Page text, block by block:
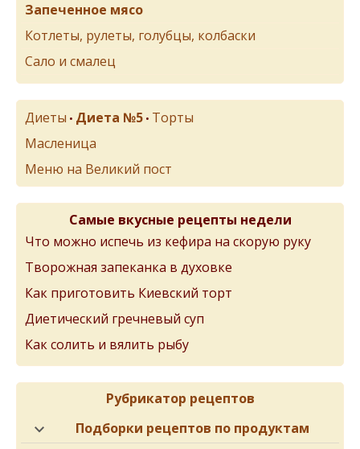
Запеченное мясо
Котлеты, рулеты, голубцы, колбаски
Сало и смалец
Диеты • Диета №5 • Торты
Масленица
Меню на Великий пост
Самые вкусные рецепты недели
Что можно испечь из кефира на скорую руку
Творожная запеканка в духовке
Как приготовить Киевский торт
Диетический гречневый суп
Как солить и вялить рыбу
Рубрикатор рецептов
Подборки рецептов по продуктам